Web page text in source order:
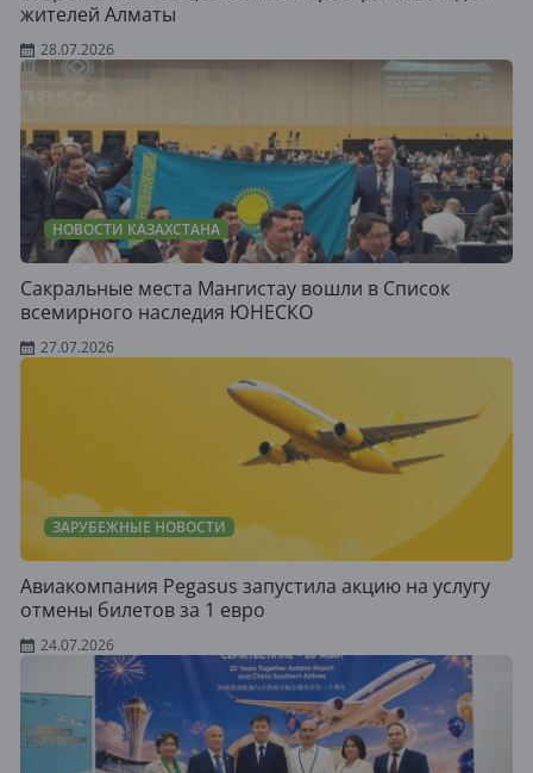
жителей Алматы
28.07.2026
НОВОСТИ КАЗАХСТАНА
Сакральные места Мангистау вошли в Список
всемирного наследия ЮНЕСКО
27.07.2026
ЗАРУБЕЖНЫЕ НОВОСТИ
Авиакомпания Pegasus запустила акцию на услугу
отмены билетов за 1 евро
24.07.2026